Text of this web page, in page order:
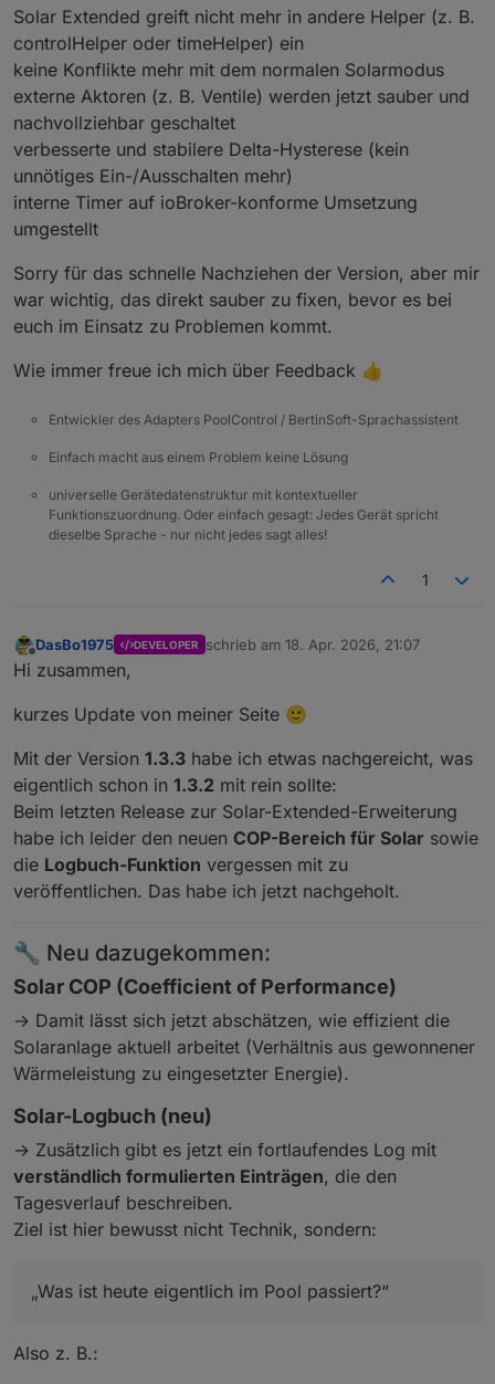
Solar Extended greift nicht mehr in andere Helper (z. B.
controlHelper oder timeHelper) ein
keine Konflikte mehr mit dem normalen Solarmodus
externe Aktoren (z. B. Ventile) werden jetzt sauber und
nachvollziehbar geschaltet
verbesserte und stabilere Delta-Hysterese (kein
unnötiges Ein-/Ausschalten mehr)
interne Timer auf ioBroker-konforme Umsetzung
umgestellt
Sorry für das schnelle Nachziehen der Version, aber mir
war wichtig, das direkt sauber zu fixen, bevor es bei
euch im Einsatz zu Problemen kommt.
Wie immer freue ich mich über Feedback 👍
Entwickler des Adapters PoolControl / BertinSoft-Sprachassistent
Einfach macht aus einem Problem keine Lösung
universelle Gerätedatenstruktur mit kontextueller
Funktionszuordnung. Oder einfach gesagt: Jedes Gerät spricht
dieselbe Sprache - nur nicht jedes sagt alles!
1
DasBo1975 DEVELOPER schrieb am 18. Apr. 2026, 21:07
zuletzt editiert von
Hi zusammen,
kurzes Update von meiner Seite 🙂
Mit der Version 1.3.3 habe ich etwas nachgereicht, was
eigentlich schon in 1.3.2 mit rein sollte:
Beim letzten Release zur Solar-Extended-Erweiterung
habe ich leider den neuen COP-Bereich für Solar sowie
die Logbuch-Funktion vergessen mit zu
veröffentlichen. Das habe ich jetzt nachgeholt.
🔧 Neu dazugekommen:
Solar COP (Coefficient of Performance)
→ Damit lässt sich jetzt abschätzen, wie effizient die
Solaranlage aktuell arbeitet (Verhältnis aus gewonnener
Wärmeleistung zu eingesetzter Energie).
Solar-Logbuch (neu)
→ Zusätzlich gibt es jetzt ein fortlaufendes Log mit
verständlich formulierten Einträgen, die den
Tagesverlauf beschreiben.
Ziel ist hier bewusst nicht Technik, sondern:
„Was ist heute eigentlich im Pool passiert?“
Also z. B.: